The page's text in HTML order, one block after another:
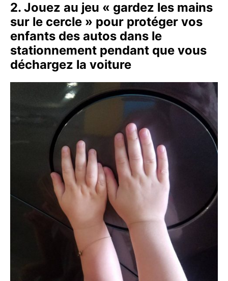
2. Jouez au jeu « gardez les mains
sur le cercle » pour protéger vos
enfants des autos dans le
stationnement pendant que vous
déchargez la voiture